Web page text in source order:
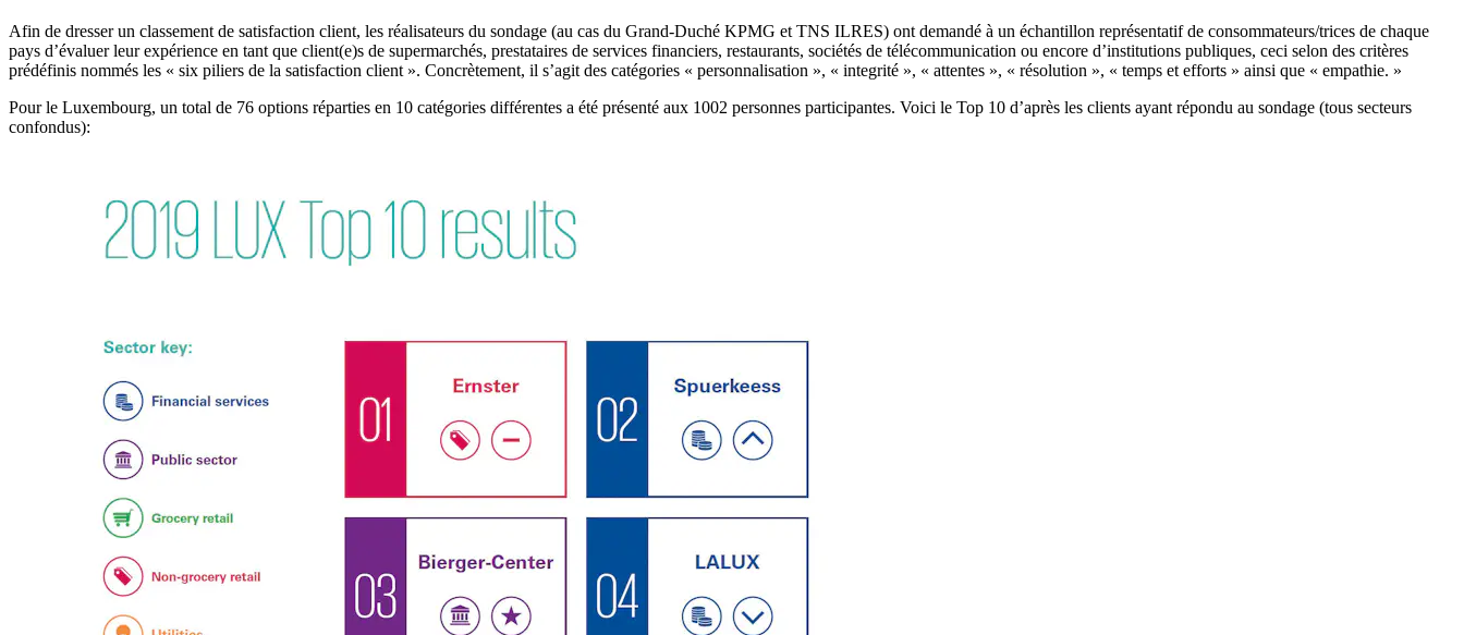
Afin de dresser un classement de satisfaction client, les réalisateurs du sondage (au cas du Grand-Duché KPMG et TNS ILRES) ont demandé à un échantillon représentatif de consommateurs/trices de chaque
pays d’évaluer leur expérience en tant que client(e)s de supermarchés, prestataires de services financiers, restaurants, sociétés de télécommunication ou encore d’institutions publiques, ceci selon des critères
prédéfinis nommés les « six piliers de la satisfaction client ». Concrètement, il s’agit des catégories « personnalisation », « integrité », « attentes », « résolution », « temps et efforts » ainsi que « empathie. »
Pour le Luxembourg, un total de 76 options réparties en 10 catégories différentes a été présenté aux 1002 personnes participantes. Voici le Top 10 d’après les clients ayant répondu au sondage (tous secteurs
confondus):